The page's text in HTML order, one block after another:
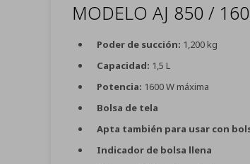
MODELO AJ 850 /
Poder de succión: 1,200 kg
Capacidad: 1,5 L
Potencia: 1600 W máxima
Bolsa de tela
Apta también para usar con
Indicador de bolsa llena